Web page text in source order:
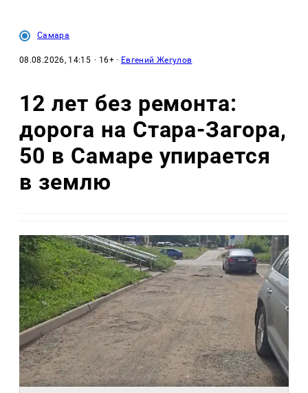
Самара
08.08.2026, 14:15 · 16+ · Евгений Жегулов
12 лет без ремонта:
дорога на Стара-Загора,
50 в Самаре упирается
в землю